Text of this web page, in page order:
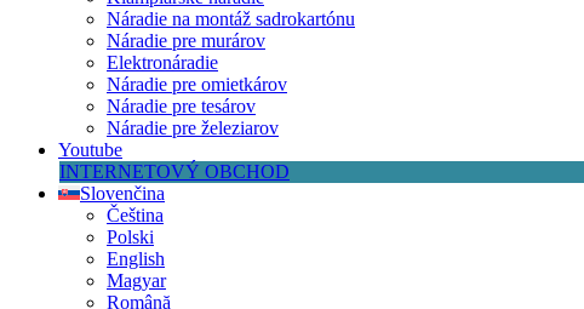
Náradie na montáž sadrokartónu
Náradie pre murárov
Elektronáradie
Náradie pre omietkárov
Náradie pre tesárov
Náradie pre železiarov
Youtube
INTERNETOVÝ OBCHOD
Slovenčina
Čeština
Polski
English
Magyar
Română